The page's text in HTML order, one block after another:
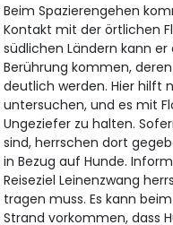
Beim Spazierengehen
Kontakt mit der örtlichen
südlichen Ländern kann
Berührung kommen,
deutlich werden. Hier hilft
untersuchen, und es mit
Ungeziefer zu halten.
sind, herrschen dort
in Bezug auf Hunde.
Reiseziel Leinenzwang
tragen muss. Es kann
Strand vorkommen, dass